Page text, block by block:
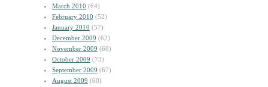
March 2010 (64)
February 2010 (52)
January 2010 (57)
December 2009 (62)
November 2009 (68)
October 2009 (73)
September 2009 (67)
August 2009 (60)